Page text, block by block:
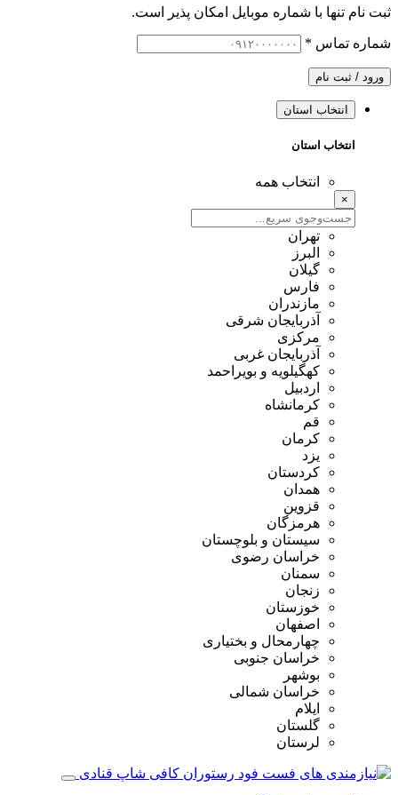
ثبت نام تنها با شماره موبایل امکان پذیر است.
شماره تماس *
ورود / ثبت نام
انتخاب استان
انتخاب استان
انتخاب همه
×
تهران
البرز
گیلان
فارس
مازندران
آذربایجان شرقی
مرکزی
آذربایجان غربی
کهگیلویه و بویراحمد
اردبیل
کرمانشاه
قم
کرمان
یزد
کردستان
همدان
قزوین
هرمزگان
سیستان و بلوچستان
خراسان رضوی
سمنان
زنجان
خوزستان
اصفهان
چهارمحال و بختیاری
خراسان جنوبی
بوشهر
خراسان شمالی
ایلام
گلستان
لرستان